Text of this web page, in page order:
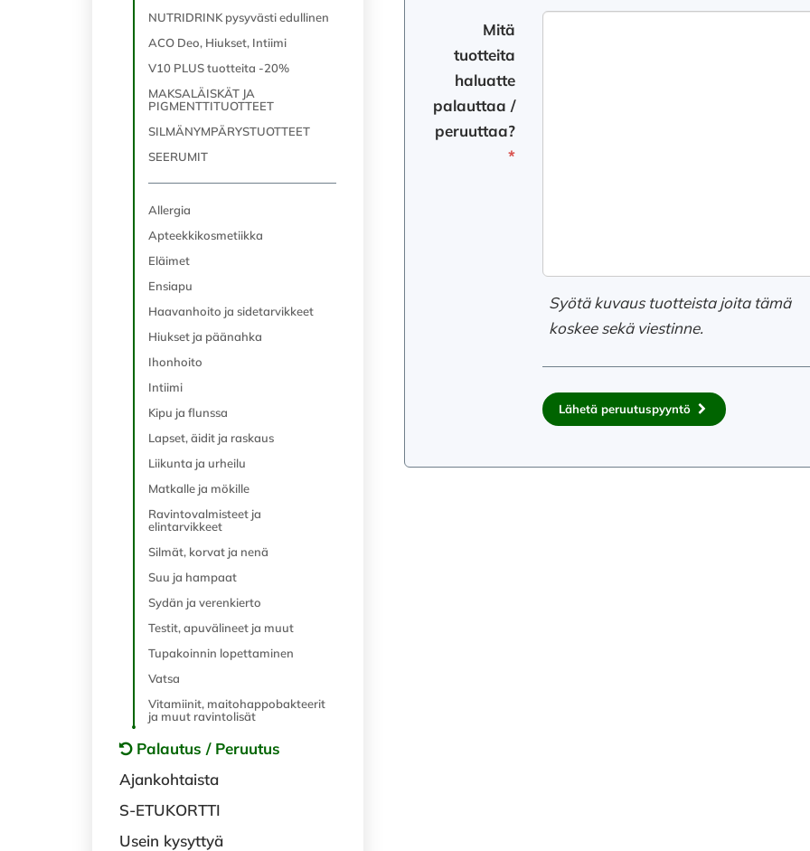
NUTRIDRINK pysyvästi edullinen
ACO Deo, Hiukset, Intiimi
V10 PLUS tuotteita -20%
MAKSALÄISKÄT JA
PIGMENTTITUOTTEET
SILMÄNYMPÄRYSTUOTTEET
SEERUMIT
Allergia
Apteekkikosmetiikka
Eläimet
Ensiapu
Haavanhoito ja sidetarvikkeet
Hiukset ja päänahka
Ihonhoito
Intiimi
Kipu ja flunssa
Lapset, äidit ja raskaus
Liikunta ja urheilu
Matkalle ja mökille
Ravintovalmisteet ja
elintarvikkeet
Silmät, korvat ja nenä
Suu ja hampaat
Sydän ja verenkierto
Testit, apuvälineet ja muut
Tupakoinnin lopettaminen
Vatsa
Vitamiinit, maitohappobakteerit
ja muut ravintolisät
Palautus / Peruutus
Ajankohtaista
S-ETUKORTTI
Usein kysyttyä
Mitä
tuotteita
haluatte
palauttaa /
peruuttaa?
*
Syötä kuvaus tuotteista joita tämä
koskee sekä viestinne.
Lähetä peruutuspyyntö